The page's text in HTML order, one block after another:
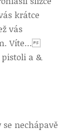
krátce
vás
Víte…
a &
nechápavě